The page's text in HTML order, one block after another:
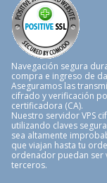
Navegación segura
compra e ingreso de
Aseguramos las
cifrado y verificación
certificadora (CA).
Nuestro servidor VPS
utilizando claves
sea altamente
que viajan hasta tu
ordenador puedan ser
terceros.